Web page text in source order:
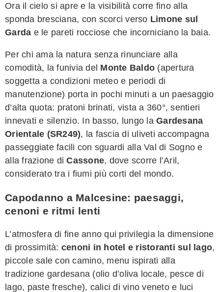
Ora il cielo si apre e la visibilità corre fino alla
sponda bresciana, con scorci verso Limone sul
Garda e le pareti rocciose che incorniciano la baia.
Per chi ama la natura senza rinunciare alla
comodità, la funivia del Monte Baldo (apertura
soggetta a condizioni meteo e periodi di
manutenzione) porta in pochi minuti a un paesaggio
d’alta quota: pratoni brinati, vista a 360°, sentieri
innevati e silenzio. In basso, lungo la Gardesana
Orientale (SR249), la fascia di uliveti accompagna
passeggiate facili con sguardi alla Val di Sogno e
alla frazione diCassone, dove scorre l’Aril,
considerato tra i fiumi più corti del mondo.
Capodanno a Malcesine: paesaggi,
cenoni e ritmi lenti
L’atmosfera di fine anno qui privilegia la dimensione
di prossimità: cenoni in hotel e ristoranti sul lago,
piccole sale con camino, menu ispirati alla
tradizione gardesana (olio d’oliva locale, pesce di
lago, paste fresche), calici di vino veneto e luci